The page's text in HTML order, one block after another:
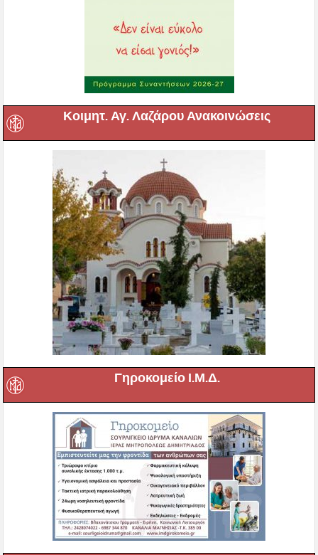
Κοιμητ. Αγ. Λαζάρου Ανακοινώσεις
Γηροκομείο Ι.Μ.Δ.